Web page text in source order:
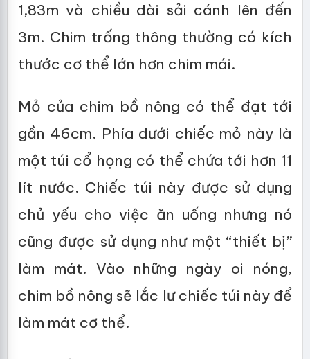
1,83m và chiều dài sải cánh lên đến
3m. Chim trống thông thường có kích
thước cơ thể lớn hơn chim mái.
Mỏ của chim bồ nông có thể đạt tới
gần 46cm. Phía dưới chiếc mỏ này là
một túi cổ họng có thể chứa tới hơn 11
lít nước. Chiếc túi này được sử dụng
chủ yếu cho việc ăn uống nhưng nó
cũng được sử dụng như một “thiết bị”
làm mát. Vào những ngày oi nóng,
chim bồ nông sẽ lắc lư chiếc túi này để
làm mát cơ thể.